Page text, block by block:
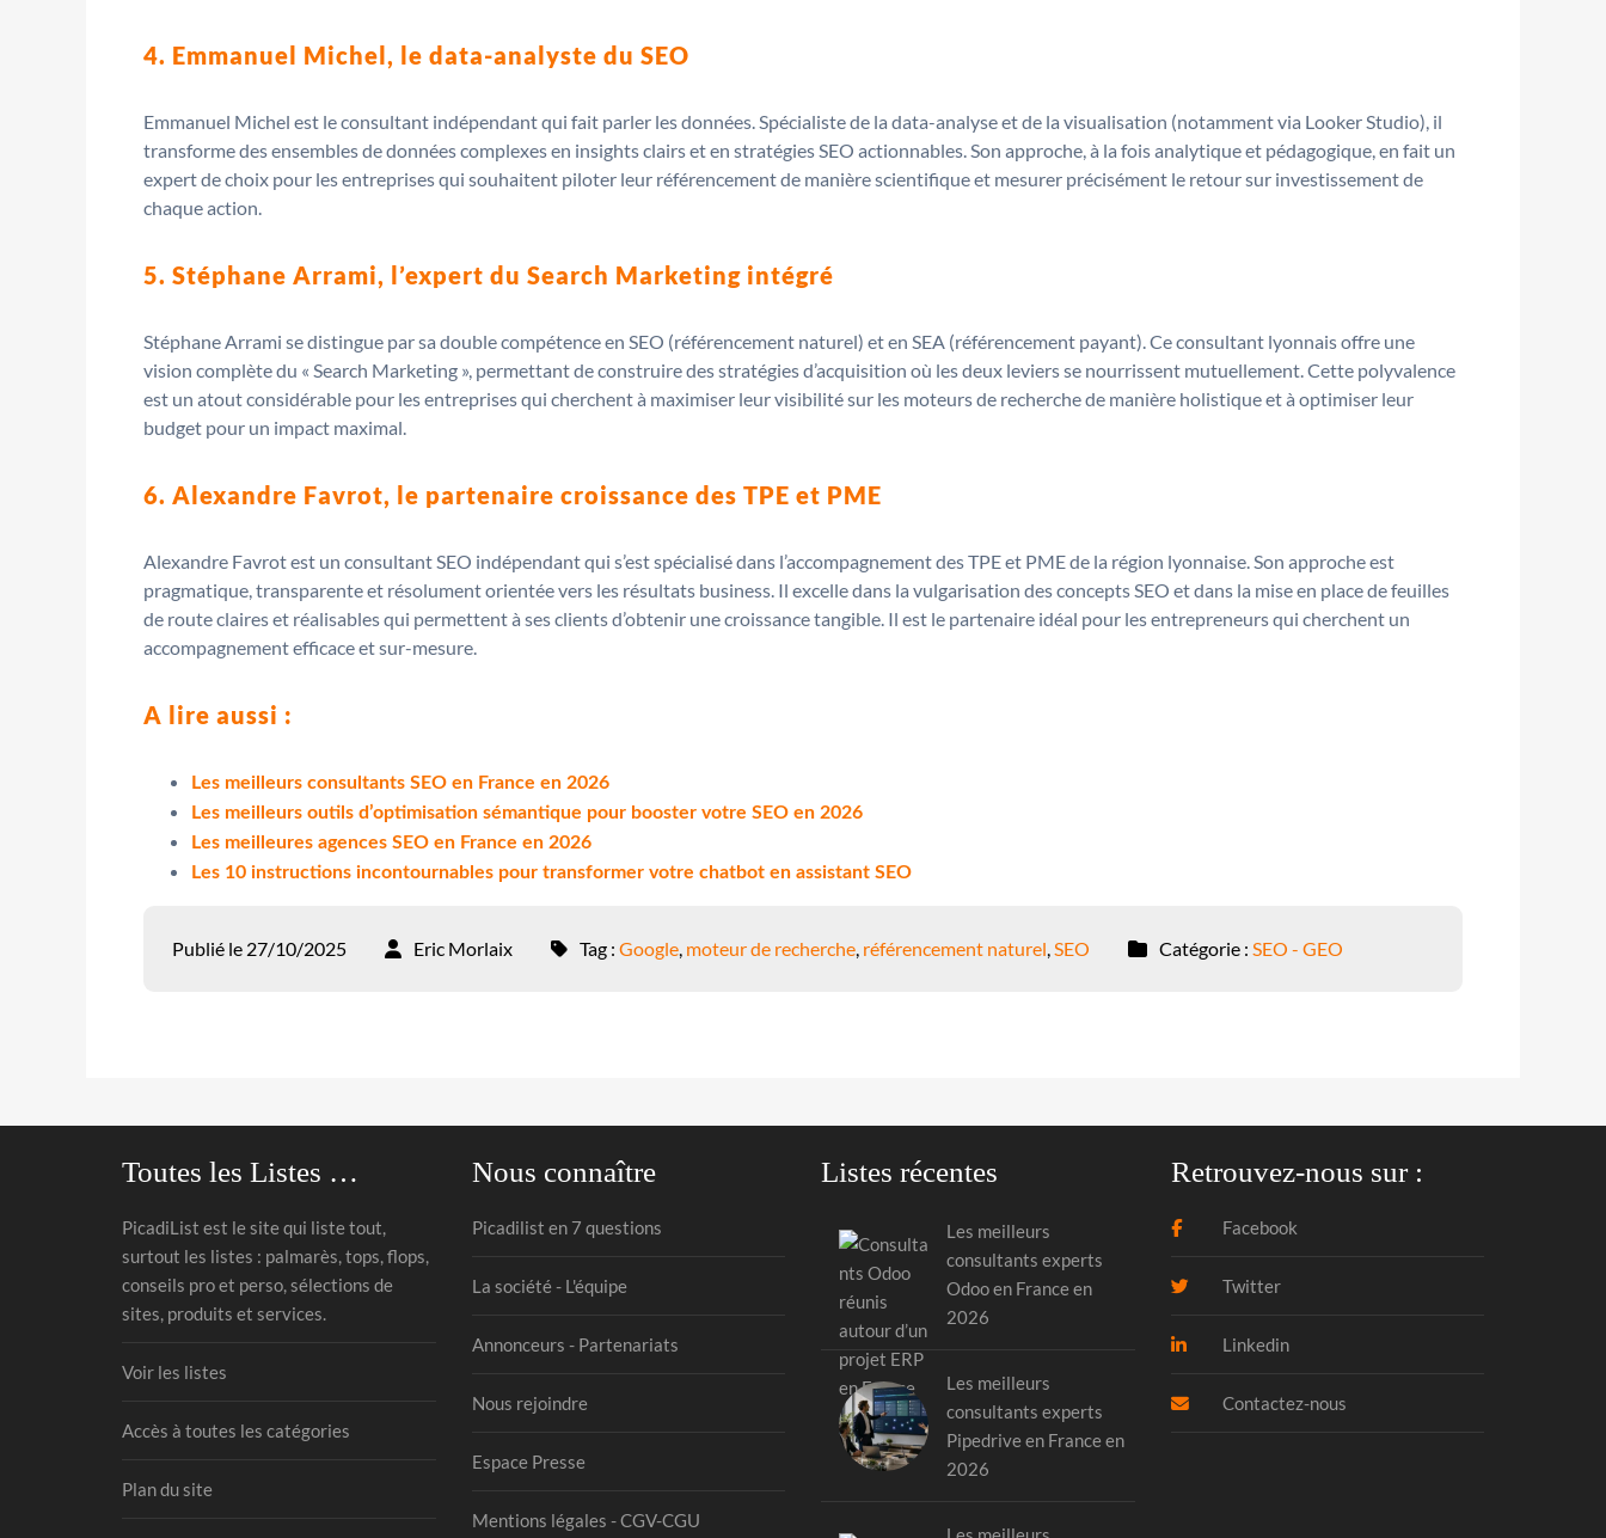
4. Emmanuel Michel, le data-analyste du SEO
Emmanuel Michel est le consultant indépendant qui fait parler les données. Spécialiste de la data-analyse et de la visualisation (notamment via Looker Studio), il
transforme des ensembles de données complexes en insights clairs et en stratégies SEO actionnables. Son approche, à la fois analytique et pédagogique, en fait un
expert de choix pour les entreprises qui souhaitent piloter leur référencement de manière scientifique et mesurer précisément le retour sur investissement de
chaque action.
5. Stéphane Arrami, l’expert du Search Marketing intégré
Stéphane Arrami se distingue par sa double compétence en SEO (référencement naturel) et en SEA (référencement payant). Ce consultant lyonnais offre une
vision complète du « Search Marketing », permettant de construire des stratégies d’acquisition où les deux leviers se nourrissent mutuellement. Cette polyvalence
est un atout considérable pour les entreprises qui cherchent à maximiser leur visibilité sur les moteurs de recherche de manière holistique et à optimiser leur
budget pour un impact maximal.
6. Alexandre Favrot, le partenaire croissance des TPE et PME
Alexandre Favrot est un consultant SEO indépendant qui s’est spécialisé dans l’accompagnement des TPE et PME de la région lyonnaise. Son approche est
pragmatique, transparente et résolument orientée vers les résultats business. Il excelle dans la vulgarisation des concepts SEO et dans la mise en place de feuilles
de route claires et réalisables qui permettent à ses clients d’obtenir une croissance tangible. Il est le partenaire idéal pour les entrepreneurs qui cherchent un
accompagnement efficace et sur-mesure.
A lire aussi :
Les meilleurs consultants SEO en France en 2026
Les meilleurs outils d’optimisation sémantique pour booster votre SEO en 2026
Les meilleures agences SEO en France en 2026
Les 10 instructions incontournables pour transformer votre chatbot en assistant SEO
Publié le 27/10/2025 Eric Morlaix Tag : Google, moteur de recherche, référencement naturel,SEO Catégorie : SEO - GEO
Toutes les Listes …
PicadiList est le site qui liste tout,
surtout les listes : palmarès, tops, flops,
conseils pro et perso, sélections de
sites, produits et services.
Voir les listes
Accès à toutes les catégories
Plan du site
Nous connaître
Picadilist en 7 questions
La société - L'équipe
Annonceurs - Partenariats
Nous rejoindre
Espace Presse
Mentions légales - CGV-CGU
Listes récentes
Les meilleurs
consultants experts
Odoo en France en
2026
Les meilleurs
consultants experts
Pipedrive en France en
2026
Retrouvez-nous sur :
Facebook
Twitter
Linkedin
Contactez-nous